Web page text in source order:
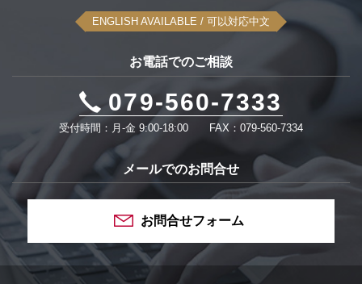
ENGLISH AVAILABLE / 可以対応中文
お電話でのご相談
079-560-7333
受付時間：月-金 9:00-18:00 FAX：079-560-7334
メールでのお問合せ
お問合せフォーム